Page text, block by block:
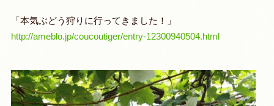
「本気ぶどう狩りに行ってきました！」
http://ameblo.jp/coucoutiger/entry-12300940504.html